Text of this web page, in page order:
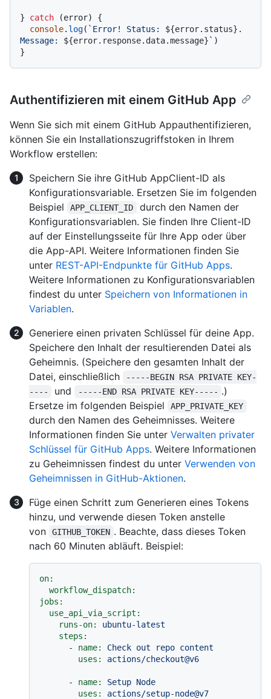
} catch (error) {
console. log( `Error! Status: ${error.status} .
Message: ${error.response.data.message} ` )
Authentifizieren mit einem GitHub App
Wenn Sie sich mit einem GitHub Appauthentifizieren,
können Sie ein Installationszugriffstoken in Ihrem
Workflow erstellen:
Speichern Sie ihre GitHub AppClient-ID als
Konfigurationsvariable. Ersetzen Sie im folgenden
Beispiel
APP_CLIENT_ID
durch den Namen der
Konfigurationsvariablen. Sie finden Ihre Client-ID
auf der Einstellungsseite für Ihre App oder über
die App-API. Weitere Informationen finden Sie
unter REST-API-Endpunkte für GitHub Apps.
Weitere Informationen zu Konfigurationsvariablen
findest du unter Speichern von Informationen in
Variablen.
Generiere einen privaten Schlüssel für deine App.
Speichere den Inhalt der resultierenden Datei als
Geheimnis. (Speichere den gesamten Inhalt der
Datei, einschließlich
-----BEGIN RSA PRIVATE KEY-
----
und -----END RSA PRIVATE KEY----- .)
Ersetze im folgenden Beispiel
APP_PRIVATE_KEY
durch den Namen des Geheimnisses. Weitere
Informationen finden Sie unter Verwalten privater
Schlüssel für GitHub Apps. Weitere Informationen
zu Geheimnissen findest du unter Verwenden von
Geheimnissen in GitHub-Aktionen.
Füge einen Schritt zum Generieren eines Tokens
hinzu, und verwende diesen Token anstelle
von
GITHUB_TOKEN . Beachte, dass dieses Token
nach 60 Minuten abläuft. Beispiel:
on:
workflow_dispatch:
jobs:
use_api_via_script:
runs-on:
ubuntu-latest
steps:
-
name: Check out repo content
uses:
actions/checkout@v6
- name: Setup Node
uses:
actions/setup-node@v7